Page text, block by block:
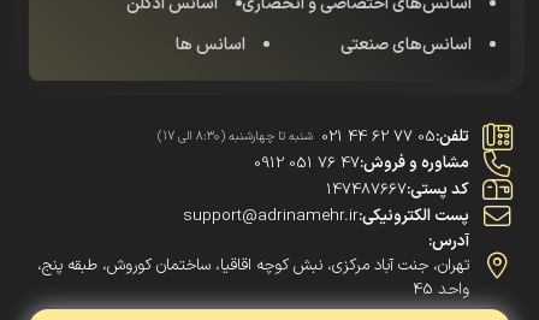
اسانس‌های صنعتی
اسانس ها
تلفن:021 44 62 77 05 شنبه تا چهارشنبه (8:30 الی 17)
مشاوره و فروش:0912 051 76 47
کد پستی:147487667
پست الکترونیکی:support@adrinamehr.ir
آدرس:
تهران، جنت آباد مرکزی، نبش کوچه اقاقیا، ساختمان کوروش، طبقه پنج،
واحد 45